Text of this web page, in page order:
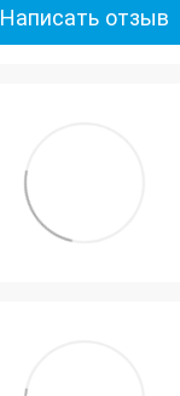
Написать отзыв